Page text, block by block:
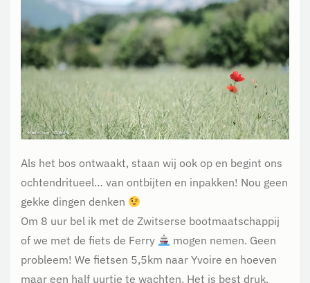
Als het bos ontwaakt, staan wij ook op en begint ons
ochtendritueel… van ontbijten en inpakken! Nou geen
gekke dingen denken
Om 8 uur bel ik met de Zwitserse bootmaatschappij
of we met de fiets de Ferry
mogen nemen. Geen
probleem! We fietsen 5,5km naar Yvoire en hoeven
maar een half uurtje te wachten. Het is best druk,